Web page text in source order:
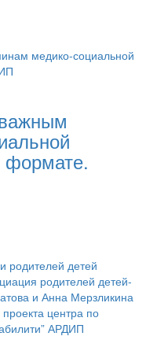
формате.